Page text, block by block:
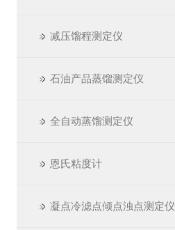
减压馏程测定仪
石油产品蒸馏测定仪
全自动蒸馏测定仪
恩氏粘度计
凝点冷滤点倾点浊点测定仪